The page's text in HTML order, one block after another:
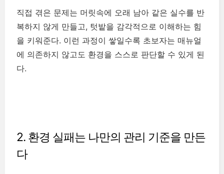
직접 겪은 문제는 머릿속에 오래 남아 같은 실수를 반
복하지 않게 만들고, 텃밭을 감각적으로 이해하는 힘
을 키워준다. 이런 과정이 쌓일수록 초보자는 매뉴얼
에 의존하지 않고도 환경을 스스로 판단할 수 있게 된
다.
2. 환경 실패는 나만의 관리 기준을 만든
다